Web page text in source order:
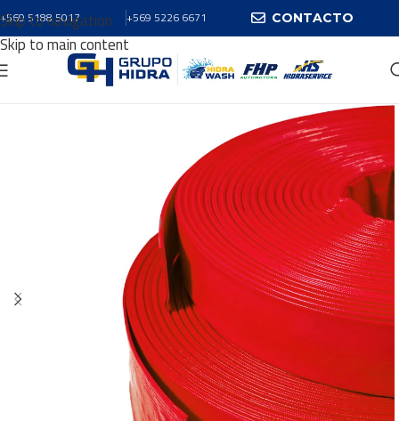
Skip to navigation
Skip to main content
+569 5188 5017 +569 5226 6671 CONTACTO